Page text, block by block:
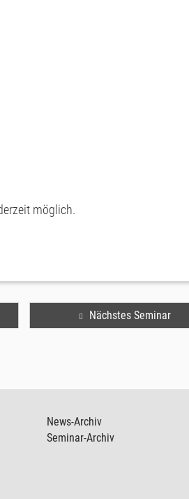
möglich.
Nächstes Seminar
News-Archiv
Seminar-Archiv